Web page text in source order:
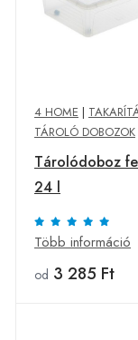
4 HOME |
TÁROLÓ DOBOZOK
Tárolódoboz
24 l
Több információ
od 3 285 Ft